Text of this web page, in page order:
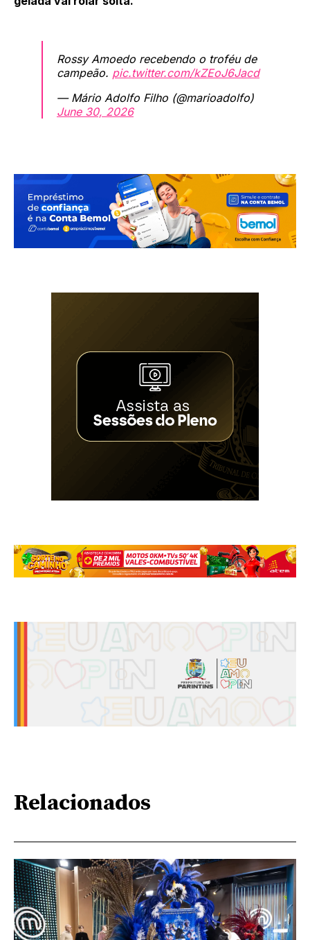
Rossy Amoedo recebendo o troféu de
campeão. pic.twitter.com/kZEoJ6Jacd
— Mário Adolfo Filho (@marioadolfo)
June 30, 2026
Relacionados